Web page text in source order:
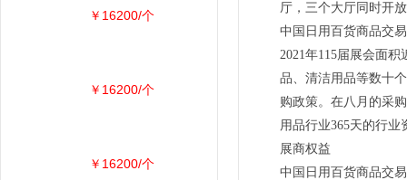
厅，三个大厅同时开
中国日用百货商品交
2021年115届展会面
品、清洁用品等数十
购政策。在八月的采
用品行业365天的行业
展商权益
中国日用百货商品交
￥16200/个
￥16200/个
￥16200/个